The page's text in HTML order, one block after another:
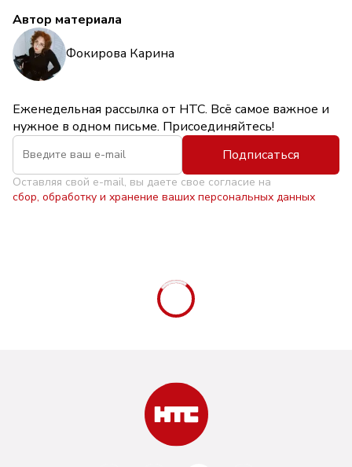
Автор материала
Фокирова Карина
Еженедельная рассылка от НТС. Всё самое важное и
нужное в одном письме. Присоединяйтесь!
Подписаться
Оставляя свой e-mail, вы даете свое согласие на
сбор, обработку и хранение ваших персональных данных